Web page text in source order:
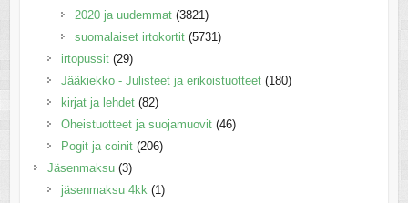
2020 ja uudemmat (3821)
suomalaiset irtokortit (5731)
irtopussit (29)
Jääkiekko - Julisteet ja erikoistuotteet (180)
kirjat ja lehdet (82)
Oheistuotteet ja suojamuovit (46)
Pogit ja coinit (206)
Jäsenmaksu (3)
jäsenmaksu 4kk (1)